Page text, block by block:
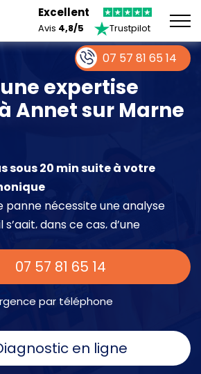
Excellent
Avis 4,8/5 Trustpilot
expertise
Annet sur Marne
sous 20 min suite à votre
panne nécessite une analyse
dans ce cas, d’une
07 57 81 65 14
par téléphone
en ligne
07 57 81 65 14